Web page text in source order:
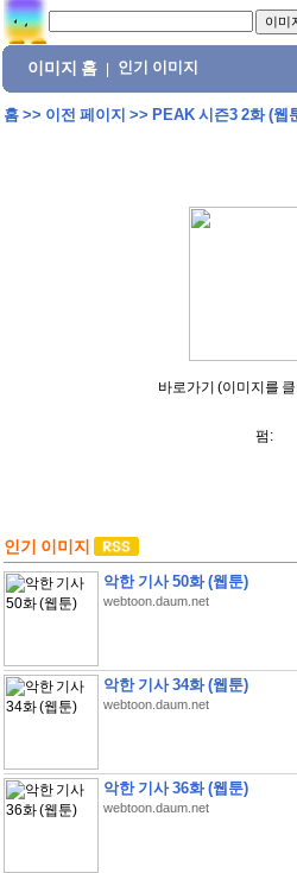
이미지 홈 인기 이미지
홈>> 이전 페이지 >> PEAK 시즌3 2화 (웹
바로가기 (이미지를
펌:
인기 이미지
악한 기사 50화 (웹툰)
webtoon.daum.net
악한 기사 34화 (웹툰)
webtoon.daum.net
악한 기사 36화 (웹툰)
webtoon.daum.net